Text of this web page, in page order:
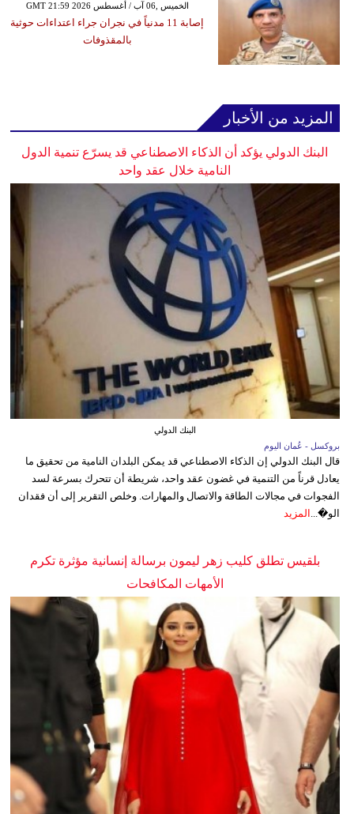
GMT 21:59 2026 الخميس ,06 آب / أغسطس
إصابة 11 مدنياً في نجران جراء اعتداءات حوثية
بالمقذوفات
المزيد من الأخبار
البنك الدولي يؤكد أن الذكاء الاصطناعي قد يسرّع تنمية الدول
النامية خلال عقد واحد
البنك الدولي
بروكسل - عُمان اليوم
قال البنك الدولي إن الذكاء الاصطناعي قد يمكن البلدان النامية من تحقيق ما
يعادل قرناً من التنمية في غضون عقد واحد، شريطة أن تتحرك بسرعة لسد
الفجوات في مجالات الطاقة والاتصال والمهارات. وخلص التقرير إلى أن فقدان
الو�...
المزيد
بلقيس تطلق كليب زهر ليمون برسالة إنسانية مؤثرة تكرم
الأمهات المكافحات